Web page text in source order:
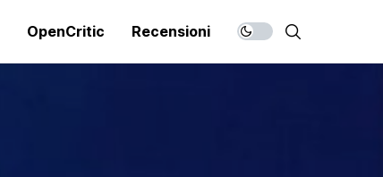
OpenCritic Recensioni